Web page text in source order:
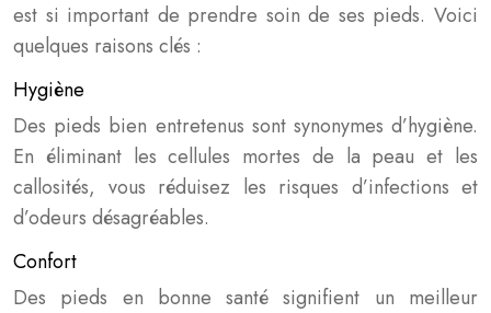
est si important de prendre soin de ses pieds. Voici
quelques raisons clés :
Hygiène
Des pieds bien entretenus sont synonymes d’hygiène.
En éliminant les cellules mortes de la peau et les
callosités, vous réduisez les risques d’infections et
d’odeurs désagréables.
Confort
Des pieds en bonne santé signifient un meilleur